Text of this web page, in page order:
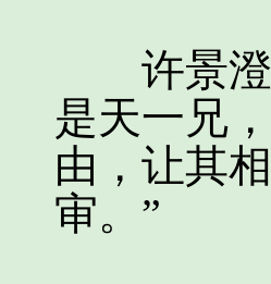
许景澄
是天一兄
由，让其
审。”